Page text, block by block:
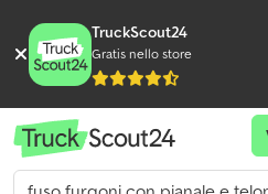
TruckScout24
Gratis nello store